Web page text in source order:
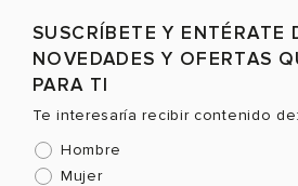
SUSCRÍBETE Y ENTÉRATE
NOVEDADES Y OFERTAS
PARA TI
Te interesaría recibir contenido de:
Hombre
Mujer